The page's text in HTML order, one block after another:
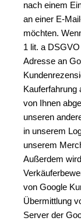
nach einem
an einer E-
möchten.
1 lit. a
Adresse an
Kauferfahrung
von Ihnen
unseren
in unserem
unserem
Außerdem
von Google
Übermittlung
Server der